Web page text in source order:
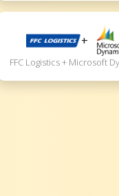
+
FFC Logistics + Microsoft